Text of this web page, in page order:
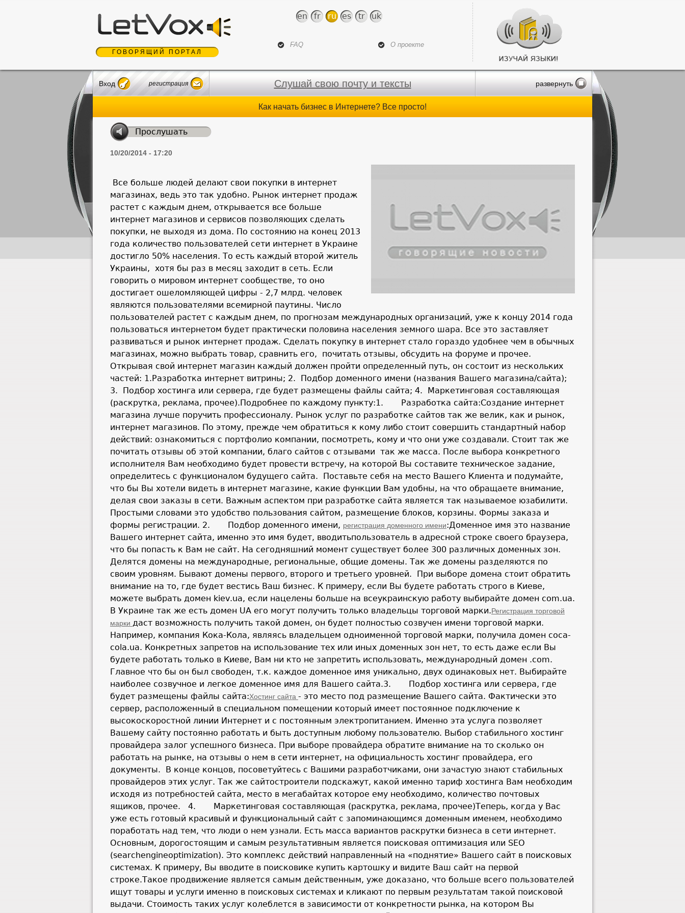
ГОВОРЯЩИЙ ПОРТАЛ
en fr ru es tr uk
FAQ О проекте
Вход регистрация Слушай свою почту и тексты развернуть
Как начать бизнес в Интернете? Все просто!
10/20/2014 - 17:20
Все больше людей делают свои покупки в интернет
магазинах, ведь это так удобно. Рынок интернет продаж
растет с каждым днем, открывается все больше
интернет магазинов и сервисов позволяющих сделать
покупки, не выходя из дома. По состоянию на конец 2013
года количество пользователей сети интернет в Украине
достигло 50% населения. То есть каждый второй житель
Украины, хотя бы раз в месяц заходит в сеть. Если
говорить о мировом интернет сообществе, то оно
достигает ошеломляющей цифры - 2,7 млрд. человек
являются пользователями всемирной паутины. Число
пользователей растет с каждым днем, по прогнозам международных организаций, уже к концу 2014 года
пользоваться интернетом будет практически половина населения земного шара. Все это заставляет
развиваться и рынок интернет продаж. Сделать покупку в интернет стало гораздо удобнее чем в обычных
магазинах, можно выбрать товар, сравнить его,
почитать отзывы, обсудить на форуме и прочее.
Открывая свой интернет магазин каждый должен пройти определенный путь, он состоит из нескольких
частей: 1.Разработка интернет витрины; 2.
Подбор доменного имени (названия Вашего магазина/сайта);
3.
Подбор хостинга или сервера, где будет размещены файлы сайта; 4.
Маркетинговая составляющая
(раскрутка, реклама, прочее).Подробнее по каждому пункту:1.
Разработка сайта:Создание интернет
магазина лучше поручить профессионалу. Рынок услуг по разработке сайтов так же велик, как и рынок,
интернет магазинов. По этому, прежде чем обратиться к кому либо стоит совершить стандартный набор
действий: ознакомиться с портфолио компании, посмотреть, кому и что они уже создавали. Стоит так же
почитать отзывы об этой компании, благо сайтов с отзывами так же масса. После выбора конкретного
исполнителя Вам необходимо будет провести встречу, на которой Вы составите техническое задание,
определитесь с функционалом будущего сайта.
Поставьте себя на место Вашего Клиента и подумайте,
что бы Вы хотели видеть в интернет магазине, какие функции Вам удобны, на что обращаете внимание,
делая свои заказы в сети. Важным аспектом при разработке сайта является так называемое юзабилити.
Простыми словами это удобство пользования сайтом, размещение блоков, корзины. Формы заказа и
формы регистрации. 2. Подбор доменного имени, регистрация доменного имени:Доменное имя это название
Вашего интернет сайта, именно это имя будет, вводитьпользователь в адресной строке своего браузера,
что бы попасть к Вам не сайт. На сегодняшний момент существует более 300 различных доменных зон.
Делятся домены на международные, региональные, общие домены. Так же домены разделяются по
своим уровням. Бывают домены первого, второго и третьего уровней.
При выборе домена стоит обратить
внимание на то, где будет вестись Ваш бизнес. К примеру, если Вы будете работать строго в Киеве,
можете выбрать домен kiev.ua, если нацелены больше на всеукраинскую работу выбирайте домен com.ua.
В Украине так же есть домен UA его могут получить только владельцы торговой марки.Регистрация торговой
марки даст возможность получить такой домен, он будет полностью созвучен имени торговой марки.
Например, компания Кока-Кола, являясь владельцем одноименной торговой марки, получила домен coca-
cola.ua. Конкретных запретов на использование тех или иных доменных зон нет, то есть даже если Вы
будете работать только в Киеве, Вам ни кто не запретить использовать, международный домен .com.
Главное что бы он был свободен, т.к. каждое доменное имя уникально, двух одинаковых нет. Выбирайте
наиболее созвучное и легкое доменное имя для Вашего сайта.3.
Подбор хостинга или сервера, где
будет размещены файлы сайта:Хостинг сайта - это место под размещение Вашего сайта. Фактически это
сервер, расположенный в специальном помещении который имеет постоянное подключение к
высокоскоростной линии Интернет и с постоянным электропитанием. Именно эта услуга позволяет
Вашему сайту постоянно работать и быть доступным любому пользователю. Выбор стабильного хостинг
провайдера залог успешного бизнеса. При выборе провайдера обратите внимание на то сколько он
работать на рынке, на отзывы о нем в сети интернет, на официальность хостинг провайдера, его
документы.
В конце концов, посоветуйтесь с Вашими разработчиками, они зачастую знают стабильных
провайдеров этих услуг. Так же сайтостроители подскажут, какой именно тариф хостинга Вам необходим
исходя из потребностей сайта, место в мегабайтах которое ему необходимо, количество почтовых
ящиков, прочее.
4.
Маркетинговая составляющая (раскрутка, реклама, прочее)Теперь, когда у Вас
уже есть готовый красивый и функциональный сайт с запоминающимся доменным именем, необходимо
поработать над тем, что люди о нем узнали. Есть масса вариантов раскрутки бизнеса в сети интернет.
Основным, дорогостоящим и самым результативным является поисковая оптимизация или SEO
(searchengineoptimization). Это комплекс действий направленный на «поднятие» Вашего сайт в поисковых
системах. К примеру, Вы вводите в поисковике купить картошку и видите Ваш сайт на первой
строке.Такое продвижение является самым действенным, уже доказано, что больше всего пользователей
ищут товары и услуги именно в поисковых системах и кликают по первым результатам такой поисковой
выдачи. Стоимость таких услуг колеблется в зависимости от конкретности рынка, на котором Вы